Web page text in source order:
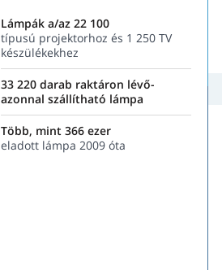
Lámpák a/az 22 100
típusú projektorhoz és 1 250 TV
készülékekhez
33 220 darab raktáron lévő-
azonnal szállítható lámpa
Több, mint 366 ezer
eladott lámpa 2009 óta